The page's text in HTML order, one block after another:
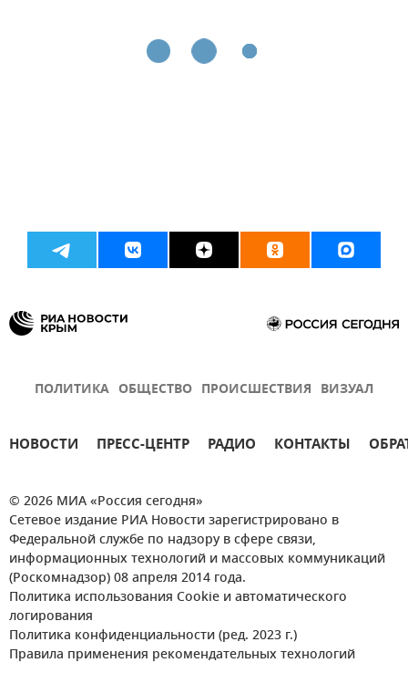
ПОЛИТИКА ОБЩЕСТВО ПРОИСШЕСТВИЯ ВИЗУАЛ
НОВОСТИ ПРЕСС-ЦЕНТР РАДИО КОНТАКТЫ
© 2026 МИА «Россия сегодня»
Сетевое издание РИА Новости зарегистрировано в
Федеральной службе по надзору в сфере связи,
информационных технологий и массовых коммуникаций
(Роскомнадзор) 08 апреля 2014 года.
Политика использования Cookie и автоматического
логирования
Политика конфиденциальности (ред. 2023 г.)
Правила применения рекомендательных технологий